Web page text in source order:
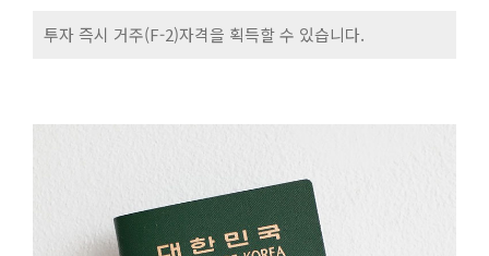
투자 즉시 거주(F-2)자격을 획득할 수 있습니다.